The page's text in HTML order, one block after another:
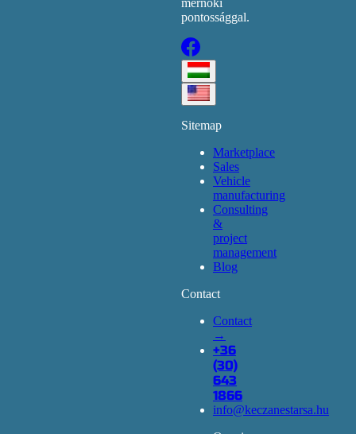
mérnöki
pontossággal.
Sitemap
Marketplace
Sales
Vehicle
manufacturing
Consulting
&
project
management
Blog
Contact
Contact
→
+36
(30)
643
1866
info@keczanestarsa.hu